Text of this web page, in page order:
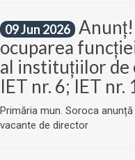
09 Jun 2026
ocuparea
al instituțiilor de
IET nr. 6; IET nr.
Primăria mun. Soroca
vacante de director